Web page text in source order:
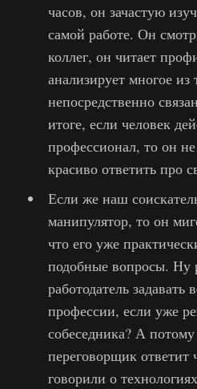
часов, он зачастую
самой работе. Он
коллег, он читает
анализирует многое из
непосредственно
итоге, если человек
профессионал, то он
красиво ответить про
Если же наш
манипулятор, то он
что его уже
подобные вопросы. Ну
работодатель задавать
профессии, если уже
собеседника? А
переговорщик
говорили о